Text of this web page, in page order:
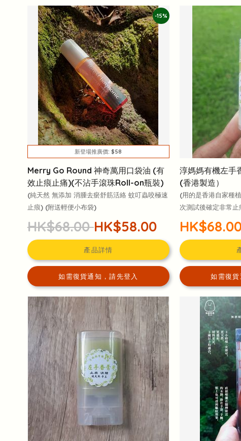
-15%
新登場推廣價: $58
Merry Go Round 神奇萬用口袋油 (有
效止痕止痛)(不沾手滾珠Roll-on瓶裝)
(純天然 無添加 消腫去瘀舒筋活絡 蚊叮蟲咬極速
止痕) (附送輕便小布袋)
HK$68.00HK$58.00
產品詳情
如需復貨通知，請先登入
淳媽媽有機左手
(香港製造）
(用的是香港自家種
次測試後確定非常
如需復貨